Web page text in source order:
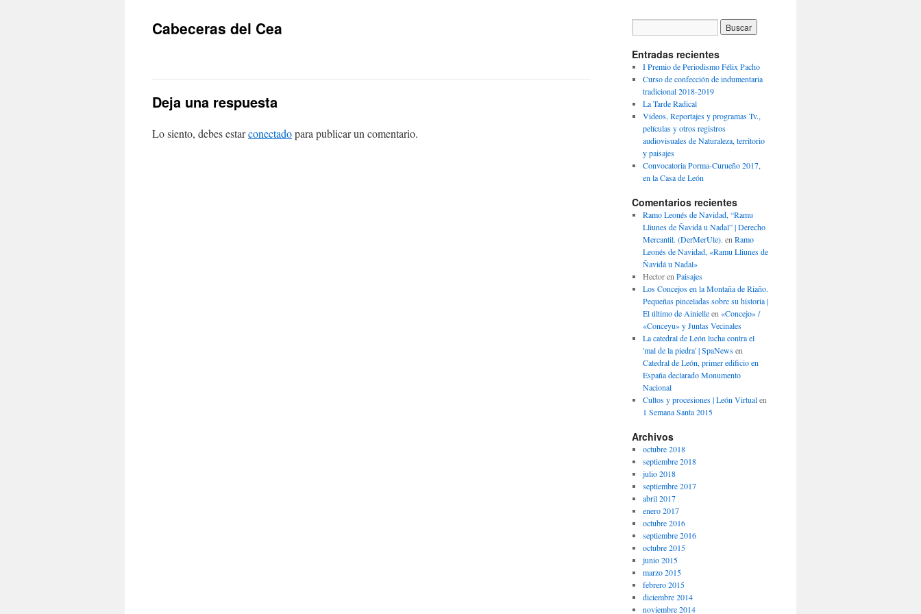
Cabeceras del Cea
Deja una respuesta
Lo siento, debes estarconectadopara publicar un comentario.
Entradas recientes
I Premio de Periodismo Félix Pacho
Curso de confección de indumentaria
tradicional 2018-2019
La Tarde Radical
Videos, Reportajes y programas Tv.,
películas y otros registros
audiovisuales de Naturaleza, territorio
y paisajes
Convocatoria Porma-Curueño 2017,
en la Casa de León
Comentarios recientes
Ramo Leonés de Navidad, “Ramu
Lliunes de Ñavidá u Nadal” | Derecho
Mercantil. (DerMerUle). en Ramo
Leonés de Navidad, «Ramu Lliunes de
Ñavidá u Nadal»
Hectoren Paisajes
Los Concejos en la Montaña de Riaño.
Pequeñas pinceladas sobre su historia |
El último de Ainielleen «Concejo» /
«Conceyu» y Juntas Vecinales
La catedral de León lucha contra el
'mal de la piedra' | SpaNewsen
Catedral de León, primer edificio en
España declarado Monumento
Nacional
Cultos y procesiones | León Virtualen
1 Semana Santa 2015
Archivos
octubre 2018
septiembre 2018
julio 2018
septiembre 2017
abril 2017
enero 2017
octubre 2016
septiembre 2016
octubre 2015
junio 2015
marzo 2015
febrero 2015
diciembre 2014
noviembre 2014